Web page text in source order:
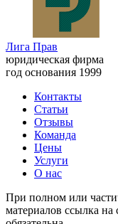
Лига Прав
юридическая фирма
год основания 1999
Контакты
Статьи
Отзывы
Команда
Цены
Услуги
О нас
При полном или
материалов ссылка